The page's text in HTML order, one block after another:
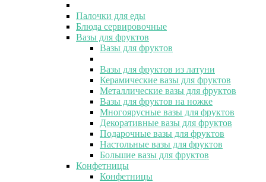
Палочки для еды
Блюда сервировочные
Вазы для фруктов
Вазы для фруктов
Вазы для фруктов из латуни
Керамические вазы для фруктов
Металлические вазы для фруктов
Вазы для фруктов на ножке
Многоярусные вазы для фруктов
Декоративные вазы для фруктов
Подарочные вазы для фруктов
Настольные вазы для фруктов
Большие вазы для фруктов
Конфетницы
Конфетницы